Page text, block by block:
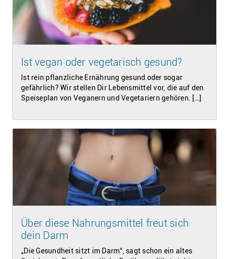
Ist vegan oder vegetarisch gesund?
Ist rein pflanzliche Ernährung gesund oder sogar
gefährlich? Wir stellen Dir Lebensmittel vor, die auf den
Speiseplan von Veganern und Vegetariern gehören. […]
Über diese Nahrungsmittel freut sich
dein Darm
„Die Gesundheit sitzt im Darm“, sagt schon ein altes